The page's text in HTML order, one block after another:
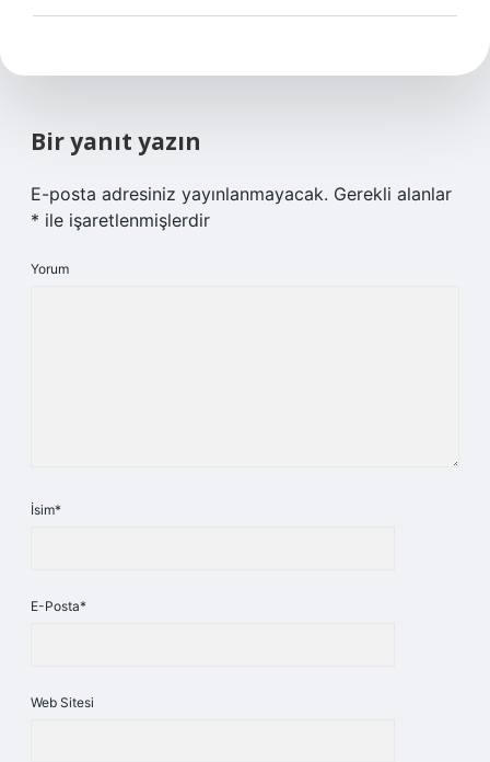
Bir yanıt yazın
E-posta adresiniz yayınlanmayacak. Gerekli alanlar
* ile işaretlenmişlerdir
Yorum
İsim*
E-Posta*
Web Sitesi